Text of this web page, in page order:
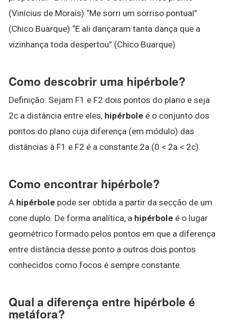
(Vinícius de Morais) “Me sorri um sorriso pontual”
(Chico Buarque) “E ali dançaram tanta dança que a
vizinhança toda despertou” (Chico Buarque)
Como descobrir uma hipérbole?
Definição: Sejam F1 e F2 dois pontos do plano e seja
2c a distância entre eles, hipérbole é o conjunto dos
pontos do plano cuja diferença (em módulo) das
distâncias à F1 e F2 é a constante 2a (0 < 2a < 2c).
Como encontrar hipérbole?
A hipérbole pode ser obtida a partir da secção de um
cone duplo. De forma analítica, a hipérbole é o lugar
geométrico formado pelos pontos em que a diferença
entre distância desse ponto a outros dois pontos
conhecidos como focos é sempre constante.
Qual a diferença entre hipérbole é
metáfora?